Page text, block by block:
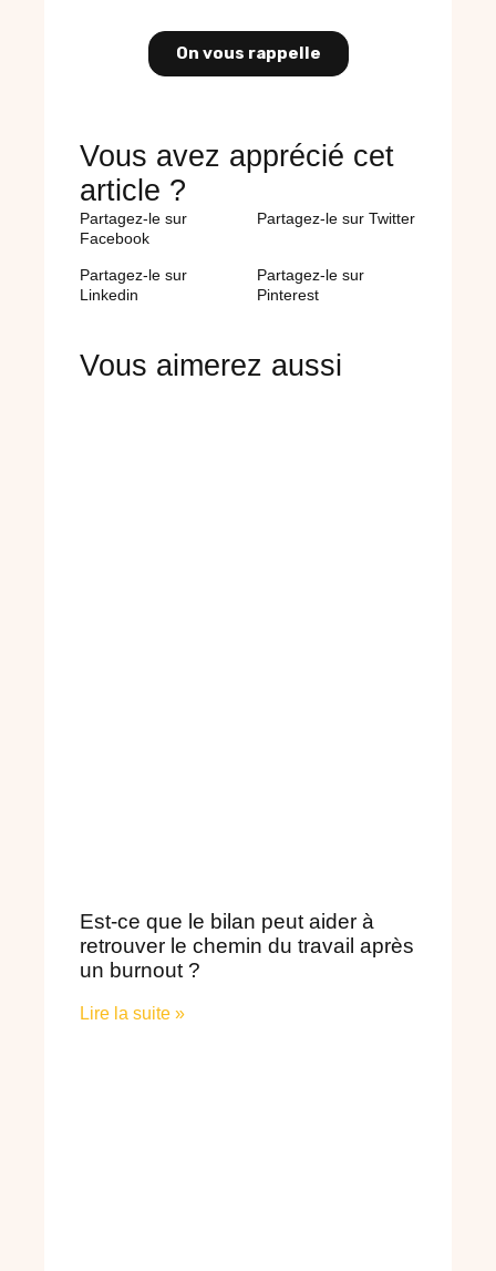
Vous avez apprécié cet
article ?
Partagez-le sur
Facebook
Partagez-le sur Twitter
Partagez-le sur
Linkedin
Partagez-le sur
Pinterest
Vous aimerez aussi
Est-ce que le bilan peut aider à
retrouver le chemin du travail après
un burnout ?
Lire la suite »